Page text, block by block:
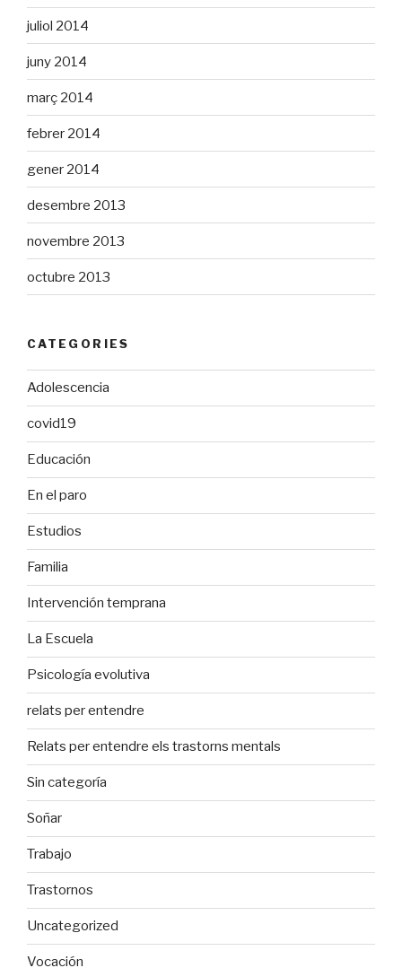
juliol 2014
juny 2014
març 2014
febrer 2014
gener 2014
desembre 2013
novembre 2013
octubre 2013
CATEGORIES
Adolescencia
covid19
Educación
En el paro
Estudios
Familia
Intervención temprana
La Escuela
Psicología evolutiva
relats per entendre
Relats per entendre els trastorns mentals
Sin categoría
Soñar
Trabajo
Trastornos
Uncategorized
Vocación